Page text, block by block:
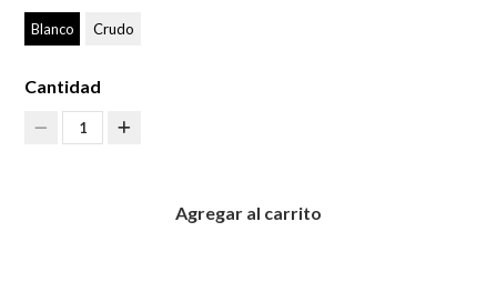
Blanco Crudo
Cantidad
1
Agregar al carrito